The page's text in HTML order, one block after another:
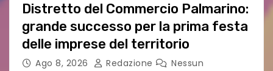
Distretto del Commercio Palmarino:
grande successo per la prima festa
delle imprese del territorio
Ago 8, 2026 Redazione
Nessun